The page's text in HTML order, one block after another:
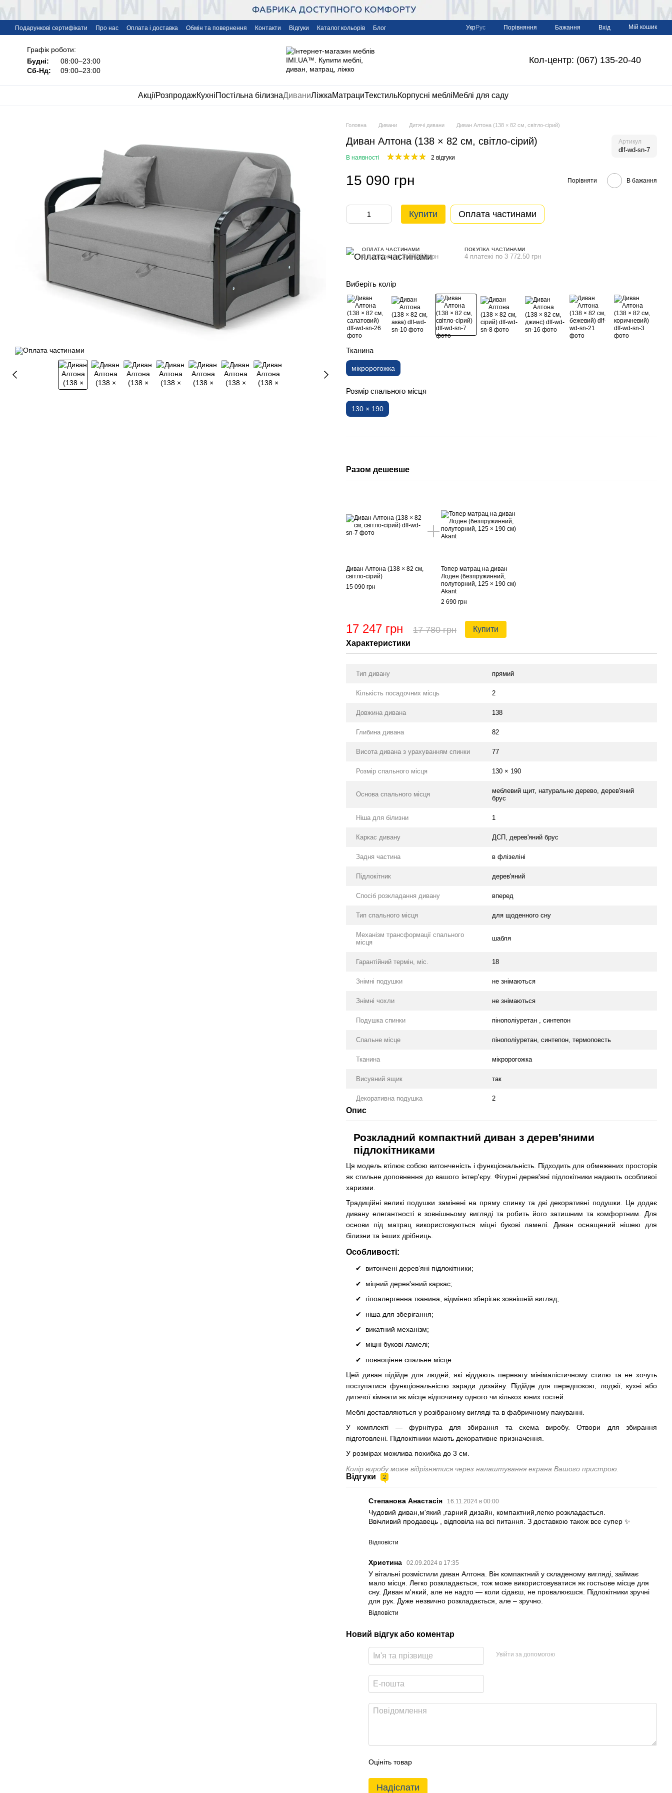
Перейти до основного контенту
Подарункові сертифікати Про нас Оплата і доставка Обмін та повернення Контакти Відгуки Каталог кольорів
Блог
УкрРус Порівняння Бажання Вхід Мій кошик
Графік роботи:
Будні:
08:00–23:00
Сб-Нд:
09:00–23:00
Кол-центр: (067) 135-20-40
АкціїРозпродажКухніПостільна білизнаДиваниЛіжкаМатрациТекстильКорпусні мебліМеблі для саду
Головна Дивани Дитячі дивани Диван Алтона (138 × 82 см, світло-сірий)
Диван Алтона (138 × 82 см, світло-сірий) Артикул
dlf-wd-sn-7
В наявності 2 відгуки
15 090 грн Порівняти В бажання
Купити Оплата частинами
ОПЛАТА ЧАСТИНАМИ
4 платежі по 3 772.50 грн
ПОКУПКА ЧАСТИНАМИ
4 платежі по 3 772.50 грн
Виберіть колір
Тканина
мікророгожка
Розмір спального місця
130 × 190
Разом дешевше
Диван Алтона (138 × 82 см,
світло-сірий)
15 090 грн
Топер матрац на диван
Лоден (безпружинний,
полуторний, 125 × 190 см)
Akant
2 690 грн
17 247 грн 17 780 грн
Купити
Характеристики
Тип дивану прямий
Кількість посадочних місць 2
Довжина дивана 138
Глибина дивана 82
Висота дивана з урахуванням спинки 77
Розмір спального місця 130 × 190
Основа спального місця
меблевий щит, натуральне дерево, дерев'яний
брус
Ніша для білизни 1
Каркас дивану ДСП, дерев'яний брус
Задня частина в флізеліні
Підлокітник дерев'яний
Спосіб розкладання дивану вперед
Тип спального місця для щоденного сну
Механізм трансформації спального
місця
шабля
Гарантійний термін, міс. 18
Знімні подушки не знімаються
Знімні чохли не знімаються
Подушка спинки пінополіуретан , синтепон
Спальне місце пінополіуретан, синтепон, термоповсть
Тканина мікророгожка
Висувний ящик так
Декоративна подушка 2
Опис
Розкладний компактний диван з дерев'яними
підлокітниками
Ця модель втілює собою витонченість і функціональність. Підходить для обмежених просторів
як стильне доповнення до вашого інтер'єру. Фігурні дерев'яні підлокітники надають особливої
харизми.
Традиційні великі подушки замінені на пряму спинку та дві декоративні подушки. Це додає
дивану елегантності в зовнішньому вигляді та робить його затишним та комфортним. Для
основи під матрац використовуються міцні букові ламелі. Диван оснащений нішею для
білизни та інших дрібниць.
Особливості:
витончені дерев’яні підлокітники;
міцний дерев'яний каркас;
гіпоалергенна тканина, відмінно зберігає зовнішній вигляд;
ніша для зберігання;
викатний механізм;
міцні букові ламелі;
повноцінне спальне місце.
Цей диван підійде для людей, які віддають перевагу мінімалістичному стилю та не хочуть
поступатися функціональністю заради дизайну. Підійде для передпокою, лоджії, кухні або
дитячої кімнати як місце відпочинку одного чи кількох юних гостей.
Меблі доставляються у розібраному вигляді та в фабричному пакуванні.
У комплекті — фурнітура для збирання та схема виробу. Отвори для збирання
підготовлені. Підлокітники мають декоративне призначення.
У розмірах можлива похибка до 3 см.
Колір виробу може відрізнятися через налаштування екрана Вашого пристрою.
Відгуки 2
Степанова Анастасія 16.11.2024 в 00:00
Чудовий диван,м'який ,гарний дизайн, компактний,легко розкладається.
Ввічливий продавець , відповіла на всі питання. З доставкою також все супер ✨
Відповісти
Христина 02.09.2024 в 17:35
У вітальні розмістили диван Алтона. Він компактний у складеному вигляді, займає
мало місця. Легко розкладається, тож може використовуватися як гостьове місце для
сну. Диван м'який, але не надто — коли сідаєш, не провалюєшся. Підлокітники зручні
для рук. Дуже незвично розкладається, але – зручно.
Відповісти
Новий відгук або коментар
Увійти за допомогою
Оцініть товар
Надіслати